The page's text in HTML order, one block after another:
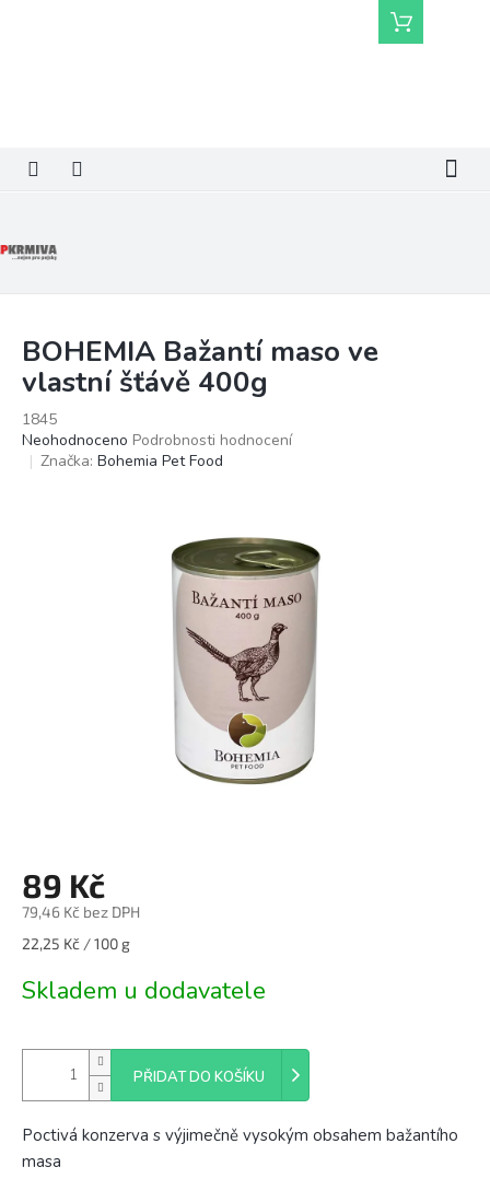
Nákupní
košík
BOHEMIA Bažantí maso ve
vlastní šťávě 400g
1845
Průměrné
hodnocení
Neohodnoceno Podrobnosti hodnocení
Značka: Bohemia Pet Food
89 Kč
79,46 Kč bez DPH
Měrná
22,25 Kč / 100 g
Skladem u dodavatele
PŘIDAT DO KOŠÍKU
Poctivá konzerva s výjimečně vysokým obsahem bažantího
masa